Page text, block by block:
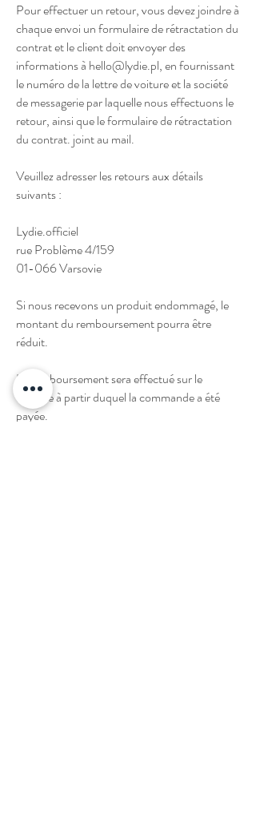
Pour effectuer un retour, vous devez joindre à
chaque envoi un formulaire de rétractation du
contrat et le client doit envoyer des
informations à hello@lydie.pl, en fournissant
le numéro de la lettre de voiture et la société
de messagerie par laquelle nous effectuons le
retour, ainsi que le formulaire de rétractation
du contrat. joint au mail.
Veuillez adresser les retours aux détails
suivants :
Lydie.officiel
rue Problème 4/159
01-066 Varsovie
Si nous recevons un produit endommagé, le
montant du remboursement pourra être
réduit.
Le remboursement sera effectué sur le
compte à partir duquel la commande a été
payée.